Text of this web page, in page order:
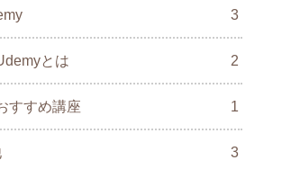
3
とは 2
すすめ講座 1
3